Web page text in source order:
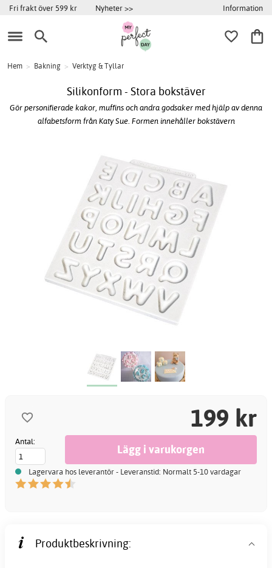
Fri frakt över 599 kr Nyheter >> Information
Hem > Bakning > Verktyg & Tyllar
Silikonform - Stora bokstäver
Gör personifierade kakor, muffins och andra godsaker med hjälp av denna
alfabetsform från Katy Sue. Formen innehåller bokstävern
199 kr
Antal:
Lagervara hos leverantör - Leveranstid: Normalt 5-10 vardagar
Produktbeskrivning: